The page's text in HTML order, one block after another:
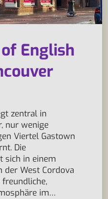
of English
zentral in
nur wenige
Viertel Gastown
Die
sich in einem
der West Cordova
im…